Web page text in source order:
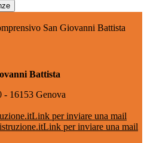
San Giovanni Battista
Battista
- 16153 Genova
Link per inviare una mail
Link per inviare una mail